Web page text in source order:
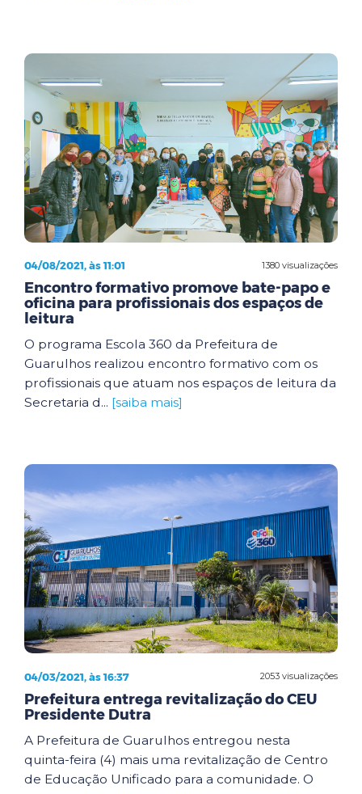
1380 visualizações
04/08/2021, às 11:01
Encontro formativo promove bate-papo e
oficina para profissionais dos espaços de
leitura
O programa Escola 360 da Prefeitura de
Guarulhos realizou encontro formativo com os
profissionais que atuam nos espaços de leitura da
Secretaria d... [saiba mais]
2053 visualizações
04/03/2021, às 16:37
Prefeitura entrega revitalização do CEU
Presidente Dutra
A Prefeitura de Guarulhos entregou nesta
quinta-feira (4) mais uma revitalização de Centro
de Educação Unificado para a comunidade. O